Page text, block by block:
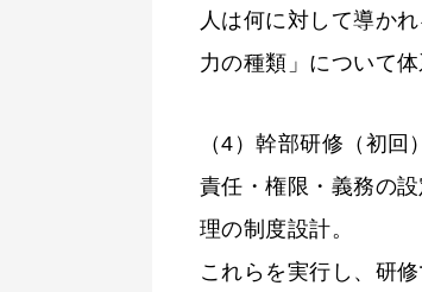
人は何に対して導か
力の種類」について
（4）幹部研修（初回）
責任・権限・義務の
理の制度設計。
これらを実行し、研